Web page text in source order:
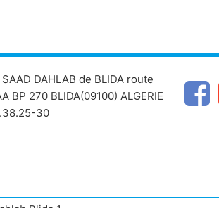
DAHLAB de BLIDA route
BP 270 BLIDA(09100) ALGERIE
30